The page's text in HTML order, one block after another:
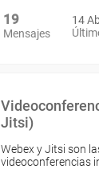
19
Mensajes
14
Jitsi)
Webex y Jitsi son
videoconferencias